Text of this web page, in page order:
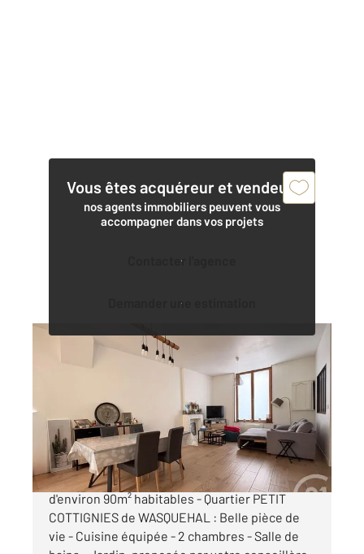
Vous êtes acquéreur et vendeur,
nos agents immobiliers peuvent vous
accompagner dans vos projets
Contacter l'agence
Demander une estimation
, 3 pièces
Maison à vendre
252 000 €
CHARMANTE MAISON DES ANNEES 30
d'environ 90m² habitables - Quartier PETIT
COTTIGNIES de WASQUEHAL : Belle pièce de
vie - Cuisine équipée - 2 chambres - Salle de